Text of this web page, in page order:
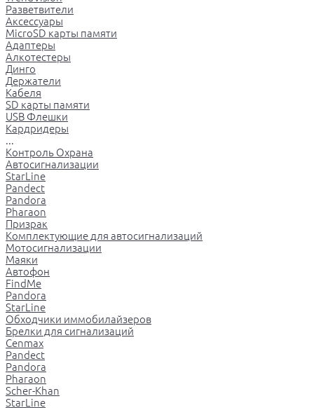
Разветвители
Аксессуары
MicroSD карты памяти
Адаптеры
Алкотестеры
Динго
Держатели
Кабеля
SD карты памяти
USB Флешки
Кардридеры
...
Контроль Охрана
Автосигнализации
StarLine
Pandect
Pandora
Pharaon
Призрак
Комплектующие для автосигнализаций
Мотосигнализации
Маяки
Автофон
FindMe
Pandora
StarLine
Обходчики иммобилайзеров
Брелки для сигнализаций
Cenmax
Pandect
Pandora
Pharaon
Scher-Khan
StarLine